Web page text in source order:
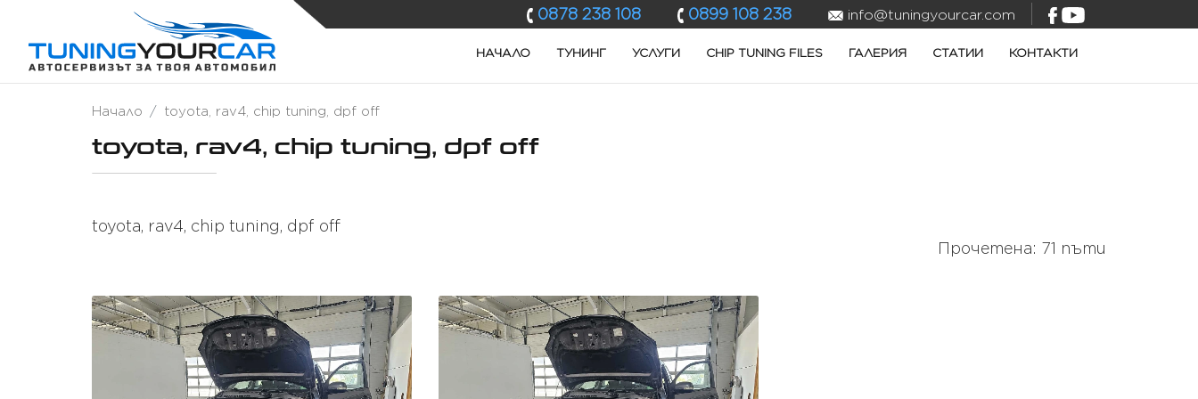
0878 238 108 0899 108 238 info@tuningyourcar.com
НАЧАЛО ТУНИНГ УСЛУГИ CHIP TUNING FILES ГАЛЕРИЯ СТАТИИ КОНТАКТИ
Начало toyota, rav4, chip tuning, dpf off
toyota, rav4, chip tuning, dpf off
toyota, rav4, chip tuning, dpf off
Прочетена: 71 пъти